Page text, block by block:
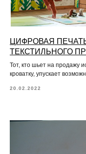
ЦИФРОВАЯ
ТЕКСТИЛЬНОГО
Тот, кто шьет на продажу
кроватку, упускает
20.02.2022